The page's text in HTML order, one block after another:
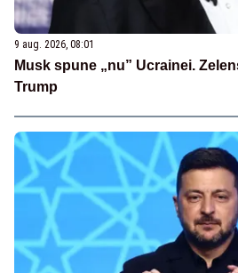
9 aug. 2026, 08:01
Musk spune „nu” Ucrainei.
Trump